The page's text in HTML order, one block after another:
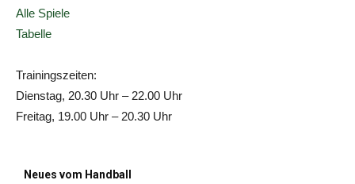
Alle Spiele
Tabelle
Trainingszeiten:
Dienstag, 20.30 Uhr – 22.00 Uhr
Freitag, 19.00 Uhr – 20.30 Uhr
Neues vom Handball